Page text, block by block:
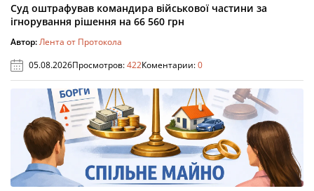
Суд оштрафував командира військової частини за
ігнорування рішення на 66 560 грн
Автор:Лента от Протокола
05.08.2026Просмотров:422Коментарии:0